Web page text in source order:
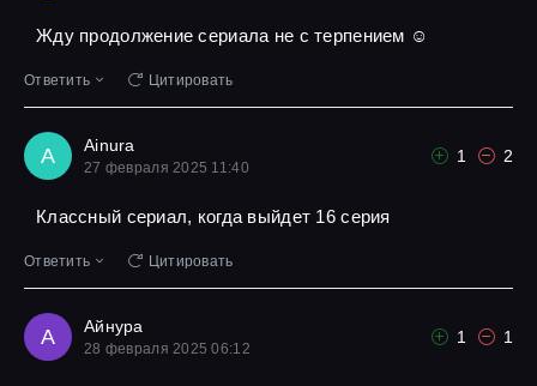
Жду продолжение сериала не с терпением ☺
Ответить Цитировать
A Ainura
27 февраля 2025 11:40
1 2
Классный сериал, когда выйдет 16 серия
Ответить Цитировать
А Айнура
28 февраля 2025 06:12
1 1